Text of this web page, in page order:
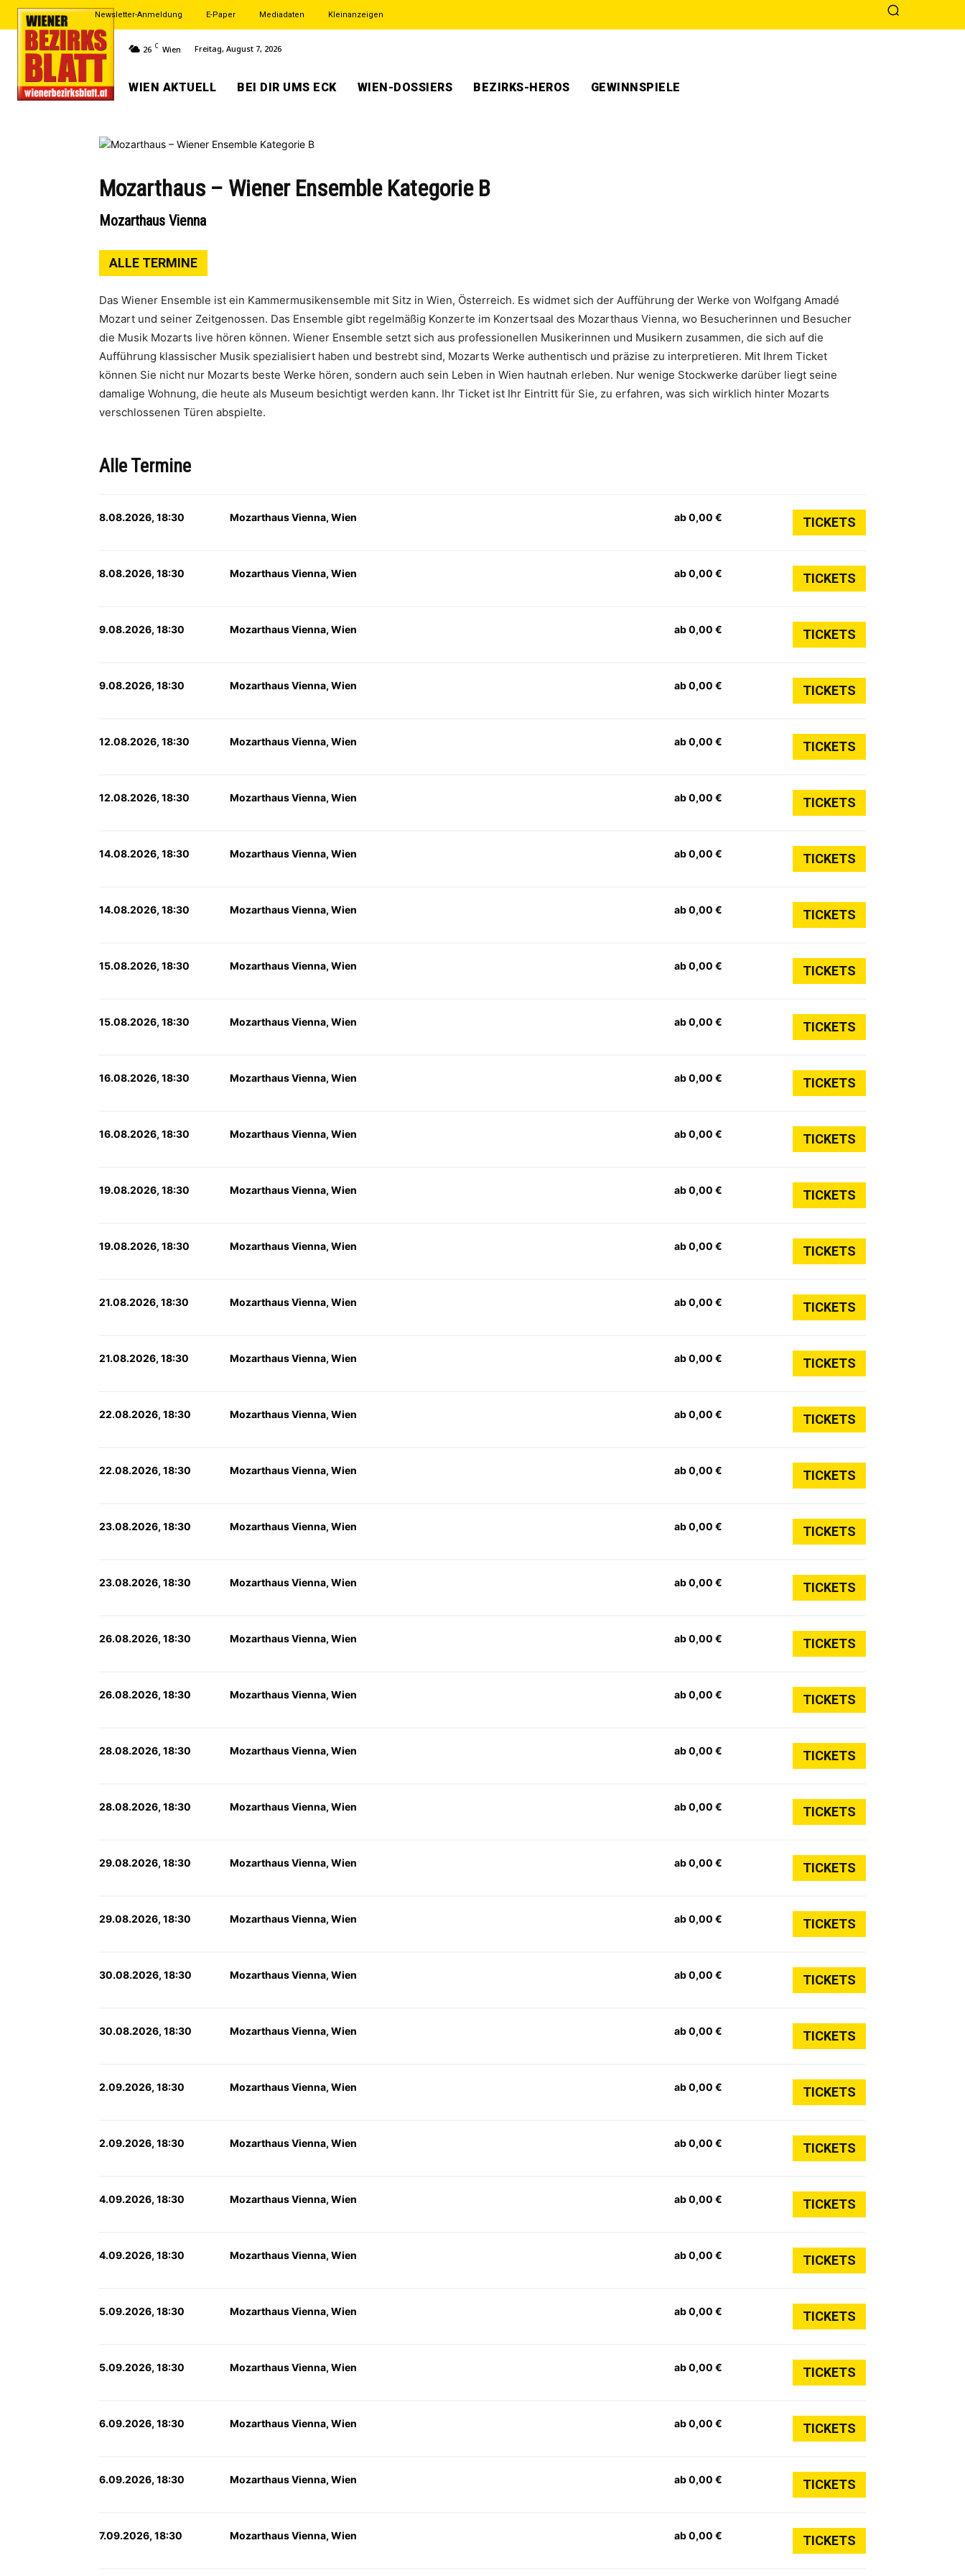
Newsletter-Anmeldung E-Paper Mediadaten Kleinanzeigen
26 C Wien Freitag, August 7, 2026
WIEN AKTUELL BEI DIR UMS ECK WIEN-DOSSIERS BEZIRKS-HEROS GEWINNSPIELE
Mozarthaus – Wiener Ensemble Kategorie B
Mozarthaus Vienna
ALLE TERMINE
Das Wiener Ensemble ist ein Kammermusikensemble mit Sitz in Wien, Österreich. Es widmet sich der Aufführung der Werke von Wolfgang Amadé
Mozart und seiner Zeitgenossen. Das Ensemble gibt regelmäßig Konzerte im Konzertsaal des Mozarthaus Vienna, wo Besucherinnen und Besucher
die Musik Mozarts live hören können. Wiener Ensemble setzt sich aus professionellen Musikerinnen und Musikern zusammen, die sich auf die
Aufführung klassischer Musik spezialisiert haben und bestrebt sind, Mozarts Werke authentisch und präzise zu interpretieren. Mit Ihrem Ticket
können Sie nicht nur Mozarts beste Werke hören, sondern auch sein Leben in Wien hautnah erleben. Nur wenige Stockwerke darüber liegt seine
damalige Wohnung, die heute als Museum besichtigt werden kann. Ihr Ticket ist Ihr Eintritt für Sie, zu erfahren, was sich wirklich hinter Mozarts
verschlossenen Türen abspielte.
Alle Termine
8.08.2026, 18:30 Mozarthaus Vienna, Wien ab 0,00 € TICKETS
8.08.2026, 18:30 Mozarthaus Vienna, Wien ab 0,00 € TICKETS
9.08.2026, 18:30 Mozarthaus Vienna, Wien ab 0,00 € TICKETS
9.08.2026, 18:30 Mozarthaus Vienna, Wien ab 0,00 € TICKETS
12.08.2026, 18:30 Mozarthaus Vienna, Wien ab 0,00 € TICKETS
12.08.2026, 18:30 Mozarthaus Vienna, Wien ab 0,00 € TICKETS
14.08.2026, 18:30 Mozarthaus Vienna, Wien ab 0,00 € TICKETS
14.08.2026, 18:30 Mozarthaus Vienna, Wien ab 0,00 € TICKETS
15.08.2026, 18:30 Mozarthaus Vienna, Wien ab 0,00 € TICKETS
15.08.2026, 18:30 Mozarthaus Vienna, Wien ab 0,00 € TICKETS
16.08.2026, 18:30 Mozarthaus Vienna, Wien ab 0,00 € TICKETS
16.08.2026, 18:30 Mozarthaus Vienna, Wien ab 0,00 € TICKETS
19.08.2026, 18:30 Mozarthaus Vienna, Wien ab 0,00 € TICKETS
19.08.2026, 18:30 Mozarthaus Vienna, Wien ab 0,00 € TICKETS
21.08.2026, 18:30 Mozarthaus Vienna, Wien ab 0,00 € TICKETS
21.08.2026, 18:30 Mozarthaus Vienna, Wien ab 0,00 € TICKETS
22.08.2026, 18:30 Mozarthaus Vienna, Wien ab 0,00 € TICKETS
22.08.2026, 18:30 Mozarthaus Vienna, Wien ab 0,00 € TICKETS
23.08.2026, 18:30 Mozarthaus Vienna, Wien ab 0,00 € TICKETS
23.08.2026, 18:30 Mozarthaus Vienna, Wien ab 0,00 € TICKETS
26.08.2026, 18:30 Mozarthaus Vienna, Wien ab 0,00 € TICKETS
26.08.2026, 18:30 Mozarthaus Vienna, Wien ab 0,00 € TICKETS
28.08.2026, 18:30 Mozarthaus Vienna, Wien ab 0,00 € TICKETS
28.08.2026, 18:30 Mozarthaus Vienna, Wien ab 0,00 € TICKETS
29.08.2026, 18:30 Mozarthaus Vienna, Wien ab 0,00 € TICKETS
29.08.2026, 18:30 Mozarthaus Vienna, Wien ab 0,00 € TICKETS
30.08.2026, 18:30 Mozarthaus Vienna, Wien ab 0,00 € TICKETS
30.08.2026, 18:30 Mozarthaus Vienna, Wien ab 0,00 € TICKETS
2.09.2026, 18:30 Mozarthaus Vienna, Wien ab 0,00 € TICKETS
2.09.2026, 18:30 Mozarthaus Vienna, Wien ab 0,00 € TICKETS
4.09.2026, 18:30 Mozarthaus Vienna, Wien ab 0,00 € TICKETS
4.09.2026, 18:30 Mozarthaus Vienna, Wien ab 0,00 € TICKETS
5.09.2026, 18:30 Mozarthaus Vienna, Wien ab 0,00 € TICKETS
5.09.2026, 18:30 Mozarthaus Vienna, Wien ab 0,00 € TICKETS
6.09.2026, 18:30 Mozarthaus Vienna, Wien ab 0,00 € TICKETS
6.09.2026, 18:30 Mozarthaus Vienna, Wien ab 0,00 € TICKETS
7.09.2026, 18:30 Mozarthaus Vienna, Wien ab 0,00 € TICKETS